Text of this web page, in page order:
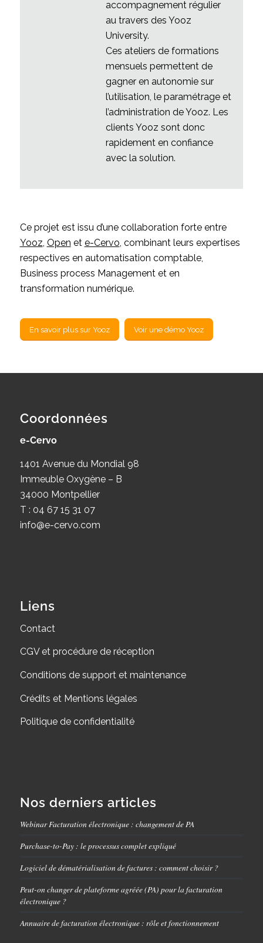
accompagnement régulier
au travers des Yooz
University.
Ces ateliers de formations
mensuels permettent de
gagner en autonomie sur
l’utilisation, le paramétrage et
l’administration de Yooz. Les
clients Yooz sont donc
rapidement en confiance
avec la solution.
Ce projet est issu d’une collaboration forte entre
Yooz, Open et e-Cervo, combinant leurs expertises
respectives en automatisation comptable,
Business process Management et en
transformation numérique.
En savoir plus sur Yooz Voir une démo Yooz
Coordonnées
e-Cervo
1401 Avenue du Mondial 98
Immeuble Oxygène – B
34000 Montpellier
T : 04 67 15 31 07
info@e-cervo.com
Liens
Contact
CGV et procédure de réception
Conditions de support et maintenance
Crédits et Mentions légales
Politique de confidentialité
Nos derniers articles
Webinar Facturation électronique : changement de PA
Purchase-to-Pay : le processus complet expliqué
Logiciel de dématérialisation de factures : comment choisir ?
Peut-on changer de plateforme agréée (PA) pour la facturation
électronique ?
Annuaire de facturation électronique : rôle et fonctionnement